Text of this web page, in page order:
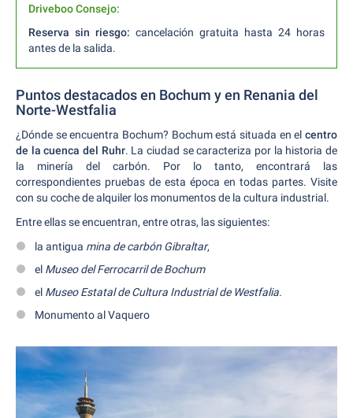
Driveboo Consejo:
Reserva sin riesgo: cancelación gratuita hasta 24 horas
antes de la salida.
Puntos destacados en Bochum y en Renania del
Norte-Westfalia
¿Dónde se encuentra Bochum? Bochum está situada en el centro
de la cuenca del Ruhr. La ciudad se caracteriza por la historia de
la minería del carbón. Por lo tanto, encontrará las
correspondientes pruebas de esta época en todas partes. Visite
con su coche de alquiler los monumentos de la cultura industrial.
Entre ellas se encuentran, entre otras, las siguientes:
la antigua mina de carbón Gibraltar,
el Museo del Ferrocarril de Bochum
el Museo Estatal de Cultura Industrial de Westfalia.
Monumento al Vaquero